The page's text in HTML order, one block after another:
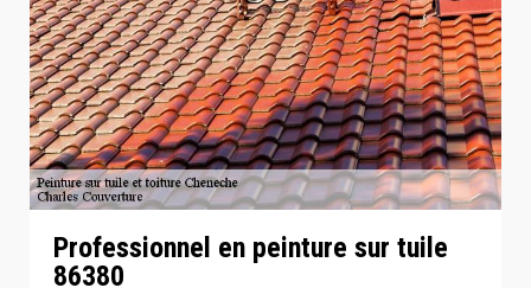
Professionnel en peinture sur tuile
86380